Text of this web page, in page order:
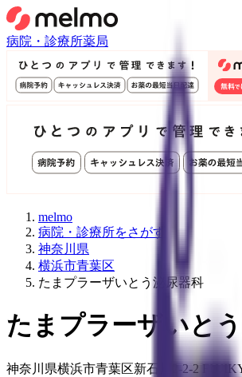
病院・診療所薬局
melmo
病院・診療所をさがす
神奈川県
横浜市青葉区
たまプラーザいとう泌尿器科
たまプラーザいと
神奈川県横浜市青葉区新石川2-2-2